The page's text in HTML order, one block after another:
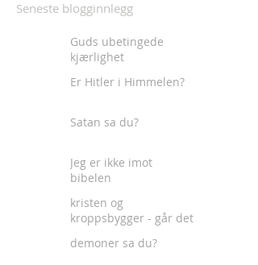
Seneste blogginnlegg
Guds ubetingede
kjærlighet
Er Hitler i Himmelen?
Satan sa du?
Jeg er ikke imot
bibelen
kristen og
kroppsbygger - går det
demoner sa du?